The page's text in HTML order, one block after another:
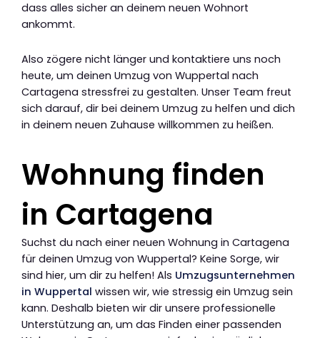
dass alles sicher an deinem neuen Wohnort
ankommt.
Also zögere nicht länger und kontaktiere uns noch
heute, um deinen Umzug von Wuppertal nach
Cartagena stressfrei zu gestalten. Unser Team freut
sich darauf, dir bei deinem Umzug zu helfen und dich
in deinem neuen Zuhause willkommen zu heißen.
Wohnung finden
in Cartagena
Suchst du nach einer neuen Wohnung in Cartagena
für deinen Umzug von Wuppertal? Keine Sorge, wir
sind hier, um dir zu helfen! Als Umzugsunternehmen
in Wuppertal wissen wir, wie stressig ein Umzug sein
kann. Deshalb bieten wir dir unsere professionelle
Unterstützung an, um das Finden einer passenden